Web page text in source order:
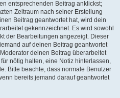
entsprechenden Beitrag anklickst;
Zeitraum nach seiner Erstellung
Beitrag geantwortet hat, wird dein
gekennzeichnet. Es wird sowohl
der Bearbeitungen angezeigt. Dieser
auf deinen Beitrag geantwortet
deinen Beitrag überarbeitet
nötig halten, eine Notiz hinterlassen,
Bitte beachte, dass normale Benutzer
bereits jemand darauf geantwortet